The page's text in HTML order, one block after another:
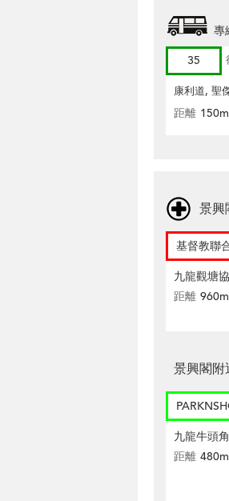
專
35
康利道, 聖
距離 150m
景興
基督教聯
九龍觀塘
距離 960m
景興閣附
九龍牛頭
距離 480m